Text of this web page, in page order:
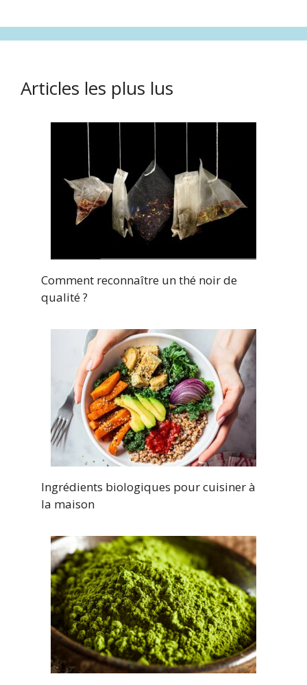
Articles les plus lus
Comment reconnaître un thé noir de
qualité ?
Ingrédients biologiques pour cuisiner à
la maison